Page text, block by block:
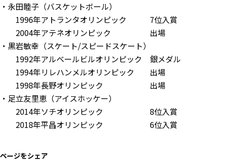
・永田睦子（バスケットボール）
1996年アトランタオリンピック 7位入賞
2004年アテネオリンピック 出場
・黒岩敏幸（スケート/スピードスケート）
1992年アルベールビルオリンピック 銀メダル
1994年リレハンメルオリンピック 出場
1998年長野オリンピック 出場
・足立友里恵（アイスホッケー）
2014年ソチオリンピック 8位入賞
2018年平昌オリンピック 6位入賞
ページをシェア